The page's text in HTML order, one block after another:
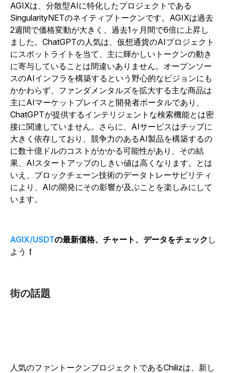
AGIXは、分散型AIに特化したプロジェクトである
SingularityNETのネイティブトークンです。AGIXは過去
2週間で価格変動が大きく、過去1ヶ月間で6倍に上昇し
ました。ChatGPTの人気は、仮想通貨のAIプロジェクト
にスポットライトを当て、主に輝かしいトークンの動き
に寄与していることは間違いありません。オープンソー
スのAIインフラを構築するという野心的なビジョンにも
かかわらず、ファンダメンタルズを拡大する主な商品は
主にAIマーケットプレイスと開発者ポータルであり、
ChatGPTが提供するインテリジェントな検索機能とは密
接に関連していません。さらに、AIサービスはチップに
大きく依存しており、競争力のあるAI製品を構築するの
に数十億ドルのコストがかかる可能性があり、その結
果、AIスタートアップのしきい値は高くなります。とは
いえ、ブロックチェーン技術のデータトレーサビリティ
により、AIの開発にその影響が及ぶことを楽しみにして
います。
AGIX/USDTの最新価格、チャート、データをチェック し
よう ！
街の話題
人気のファントークンプロジェクトであるChilizは、新し